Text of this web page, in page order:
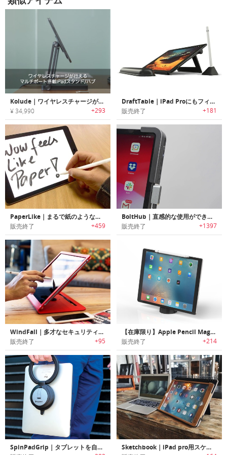
Kolude｜ワイヤレスチャージが行えるマルチポート搭載iPadスタンド/ハブ「コルード」
¥ 34,990 +293
DraftTable｜iPad Proにもフィットするエルゴデザインスタンド
販売終了 +181
PaperLike｜まるで紙のような書き心地のiPad Pro用スクリーンプロテクター「ペーパーライク」
販売終了 +459
BoltHub｜直感的な使用ができるiPad Pro用USB-Cハブ「ボルトハブ」
販売終了 +1397
WindFall｜多才なセキュリティーオプション搭載のiPad Proスタンド「ウィンドフォール」
販売終了 +95
【在庫限り】Apple Pencil Magnet｜iPad pro用Apple Pencilアクセサリー「アップルペンシルマグネット」
販売終了 +214
SpinPadGrip｜タブレットを自在に操るユニバーサルタブレットホルダー「スピンパッドグリップ」 Sketchbook｜iPad pro用スケッチブックスタイルケース「スケッチブック」